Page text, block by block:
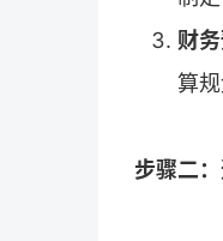
财
算
步骤二